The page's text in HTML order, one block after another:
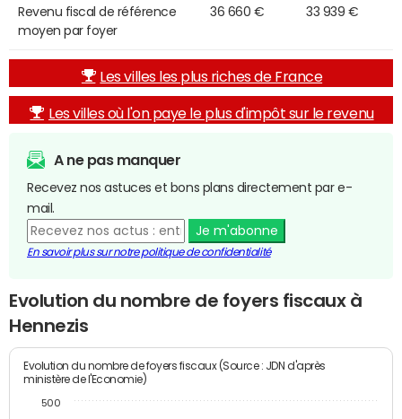
Revenu fiscal de référence
moyen par foyer
36 660 € 33 939 €
Les villes les plus riches de France
Les villes où l'on paye le plus d'impôt sur le revenu
A ne pas manquer
Recevez nos astuces et bons plans directement par e-
mail.
Je m'abonne
En savoir plus sur notre politique de confidentialité
Evolution du nombre de foyers fiscaux à
Hennezis
Evolution du nombre de foyers fiscaux (Source : JDN d'après
ministère de l'Economie)
500